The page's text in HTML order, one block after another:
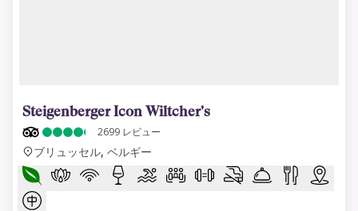
Steigenberger Icon Wiltcher's
2699 レビュー
ブリュッセル, ベルギー